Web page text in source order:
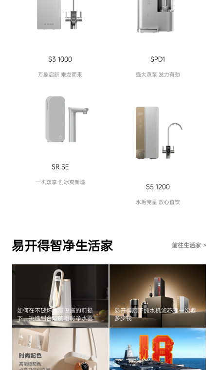
S3 1000
万象启新 乘龙而来
SPD1
强大双泵 发力有劲
SR SE
一机双享 创冰爽新境
S5 1200
水垢克星 放心直饮
易开得智净生活家 前往生活家 >
如何在不破坏房屋设施的前提
下，挑选到合适的租房净水器
易开得厨下纯水机滤芯换一次要
多少钱